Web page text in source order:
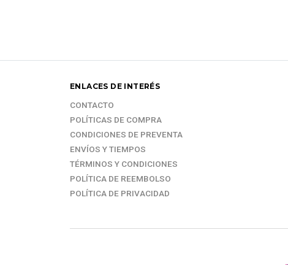
ENLACES DE INTERÉS
CONTACTO
POLÍTICAS DE COMPRA
CONDICIONES DE PREVENTA
ENVÍOS Y TIEMPOS
TÉRMINOS Y CONDICIONES
POLÍTICA DE REEMBOLSO
POLÍTICA DE PRIVACIDAD